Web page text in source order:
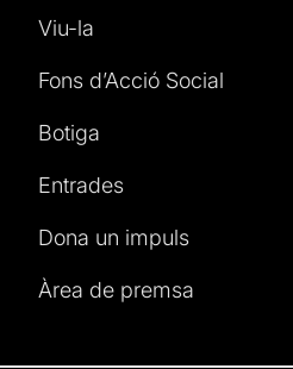
Viu-la
Fons d’Acció Social
Botiga
Entrades
Dona un impuls
Àrea de premsa